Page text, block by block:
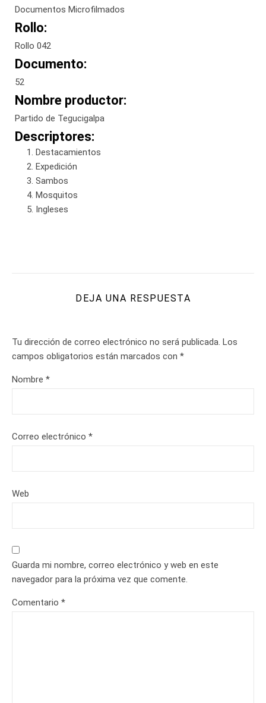
Documentos Microfilmados
Rollo:
Rollo 042
Documento:
52
Nombre productor:
Partido de Tegucigalpa
Descriptores:
Destacamientos
Expedición
Sambos
Mosquitos
Ingleses
DEJA UNA RESPUESTA
Tu dirección de correo electrónico no será publicada. Los
campos obligatorios están marcados con *
Nombre *
Correo electrónico *
Web
Guarda mi nombre, correo electrónico y web en este
navegador para la próxima vez que comente.
Comentario *